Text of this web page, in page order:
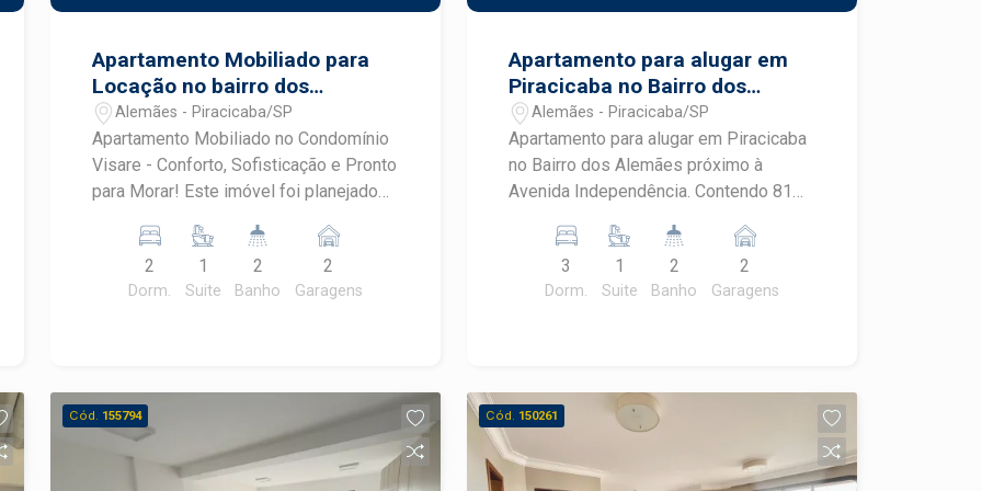
Apartamento Mobiliado para
Locação no bairro dos
Alemães
Alemães - Piracicaba/SP
Apartamento Mobiliado no Condomínio
Visare - Conforto, Sofisticação e Pronto
para Morar! Este imóvel foi planejado
qualidade de vida em cada detalhe. Se
você procura um apartamento moderno,
completo e com excelente
ambientes com móveis planejados,
proporcionando organização e
excelente aproveitamento dos
espaços; Apartamento totalmente
2
Dorm.
1
Suite
2
Banho
2
Garagens
Apartamento para alugar em
Piracicaba no Bairro dos
Alemães próximo à Avenida
Independência.
Alemães - Piracicaba/SP
Apartamento para alugar em Piracicaba
no Bairro dos Alemães próximo à
Avenida Independência. Contendo 81
com a cozinha planejada, lavabo, 03
dormitórios com armários, sendo 01
suíte.Lavanderia.02 vagas de garagem.
festas, salão de jogos, sala de
Coworking.OPORTUNIDADE Agende
sua visita.
3
Dorm.
1
Suite
2
Banho
2
Garagens
Cód. 155794 Cód. 150261